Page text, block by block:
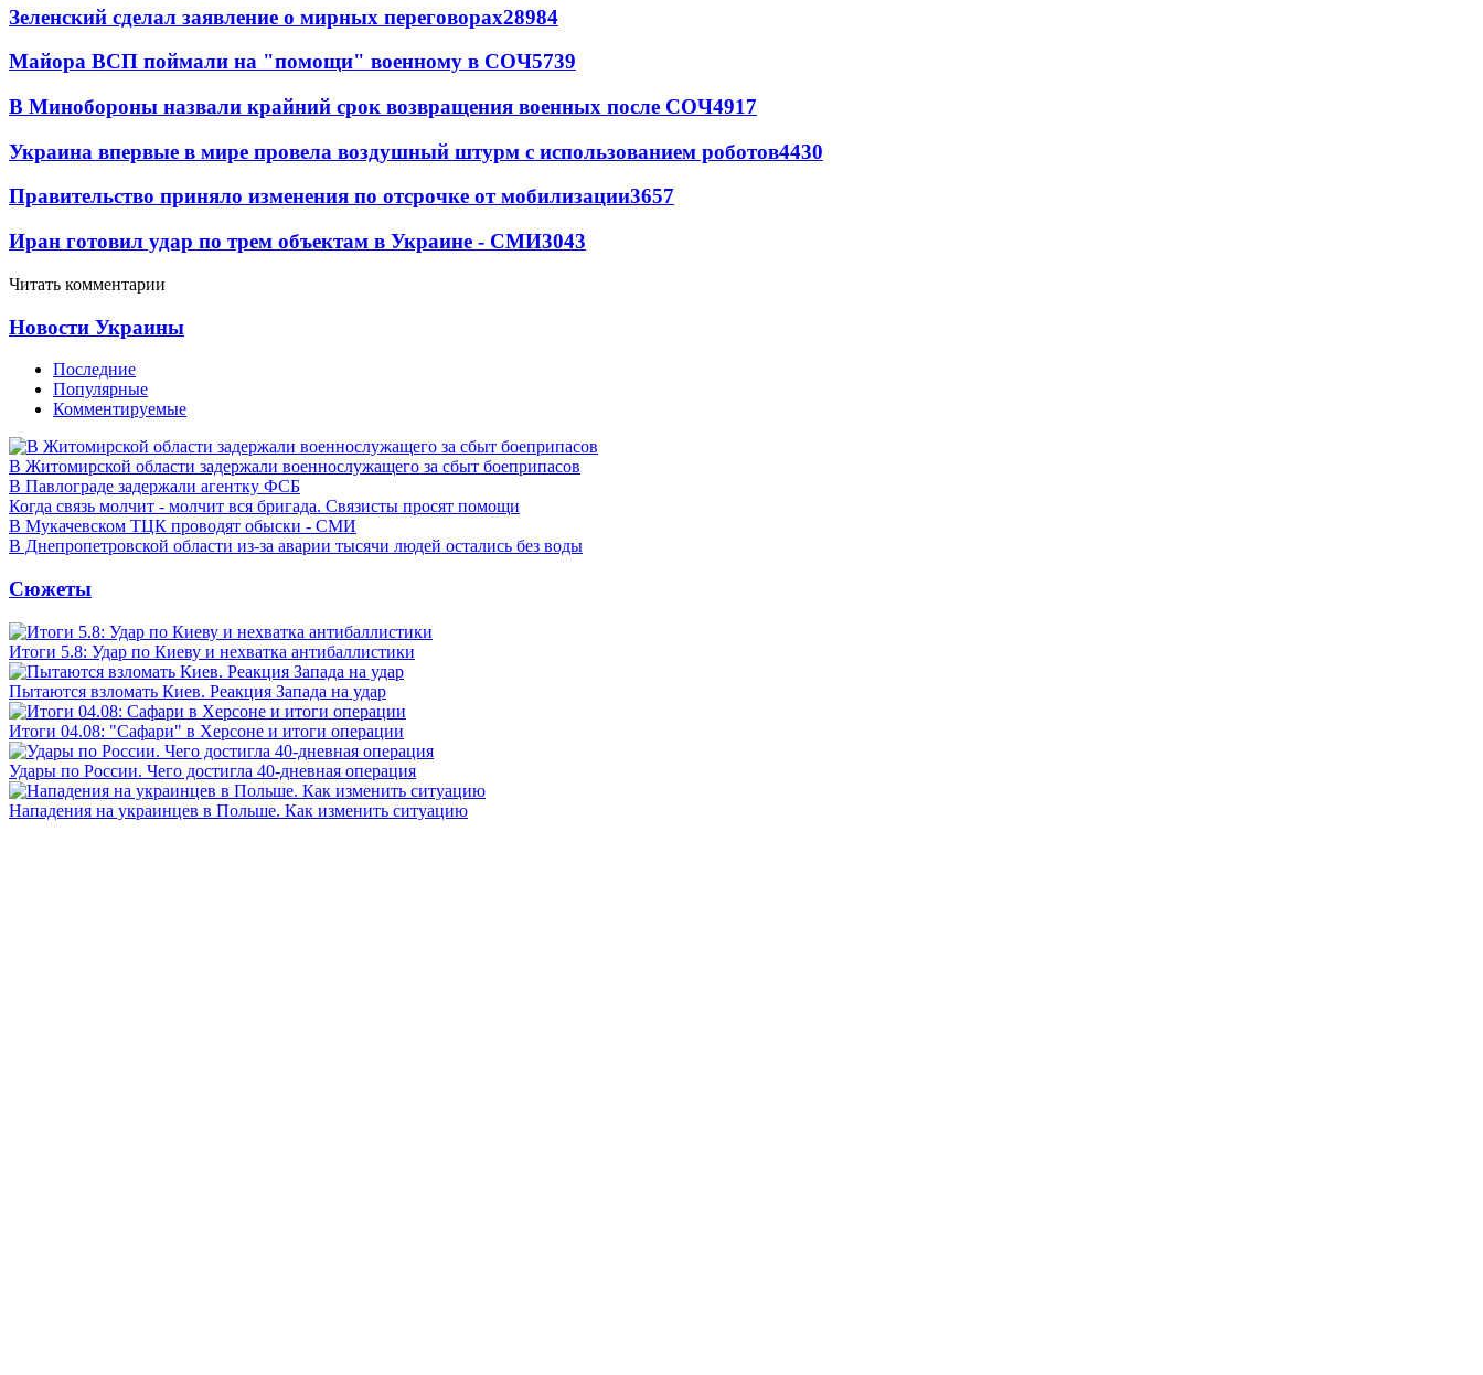
Зеленский сделал заявление о мирных переговорах28984
Майора ВСП поймали на "помощи" военному в СОЧ5739
В Минобороны назвали крайний срок возвращения военных после СОЧ4917
Украина впервые в мире провела воздушный штурм с использованием роботов4430
Правительство приняло изменения по отсрочке от мобилизации3657
Иран готовил удар по трем объектам в Украине - СМИ3043
Читать комментарии
Новости Украины
Последние
Популярные
Комментируемые
В Житомирской области задержали военнослужащего за сбыт боеприпасов
В Павлограде задержали агентку ФСБ
Когда связь молчит - молчит вся бригада. Связисты просят помощи
В Мукачевском ТЦК проводят обыски - СМИ
В Днепропетровской области из-за аварии тысячи людей остались без воды
Сюжеты
Итоги 5.8: Удар по Киеву и нехватка антибаллистики
Пытаются взломать Киев. Реакция Запада на удар
Итоги 04.08: "Сафари" в Херсоне и итоги операции
Удары по России. Чего достигла 40-дневная операция
Нападения на украинцев в Польше. Как изменить ситуацию